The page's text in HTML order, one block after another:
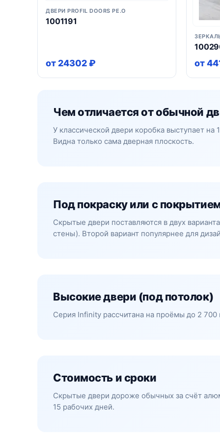
ДВЕРИ PROFIL DOORS PE.O
1001191
от 24302 ₽ от
Чем отличается от обычной
У классической двери коробка выступает
Видна только сама дверная плоскость.
Под покраску или с
Скрытые двери поставляются в двух
стены). Второй вариант популярнее для
Высокие двери (под потолок)
Серия Infinity рассчитана на проёмы до 2
Стоимость и сроки
Скрытые двери дороже обычных за счёт
15 рабочих дней.